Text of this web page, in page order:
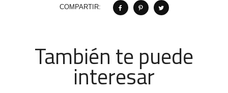
COMPARTIR:
También te puede
interesar